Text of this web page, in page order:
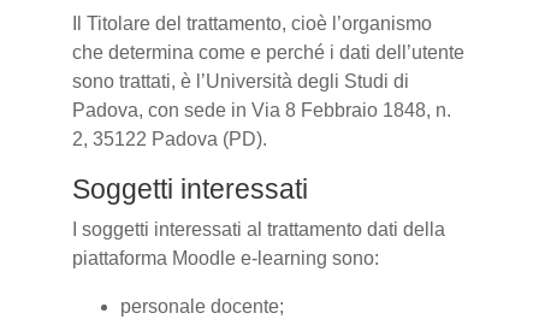
Il Titolare del trattamento, cioè l’organismo
che determina come e perché i dati dell’utente
sono trattati, è l’Università degli Studi di
Padova, con sede in Via 8 Febbraio 1848, n.
2, 35122 Padova (PD).
Soggetti interessati
I soggetti interessati al trattamento dati della
piattaforma Moodle e-learning sono:
personale docente;